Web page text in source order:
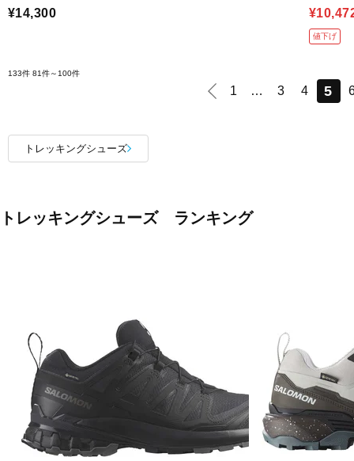
¥14,300
値下げ
133件 81件～100件
1 … 3 4 5
トレッキングシューズ
トレッキングシューズ ランキング